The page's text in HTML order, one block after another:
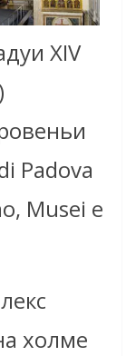
XIV
Padova
Musei e
холме